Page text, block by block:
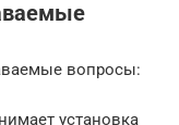
вопросы:
установка